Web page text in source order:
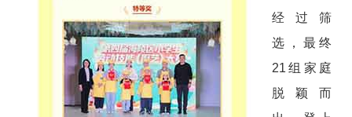
经过筛
选，最终
21组家庭
脱颖而